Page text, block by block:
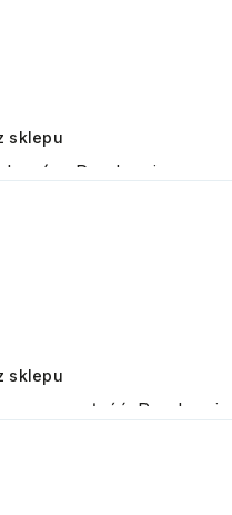
sklepu
Pozdrawiamy
sklepu
przyszłość.